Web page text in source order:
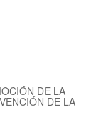
DE LA
DE LA